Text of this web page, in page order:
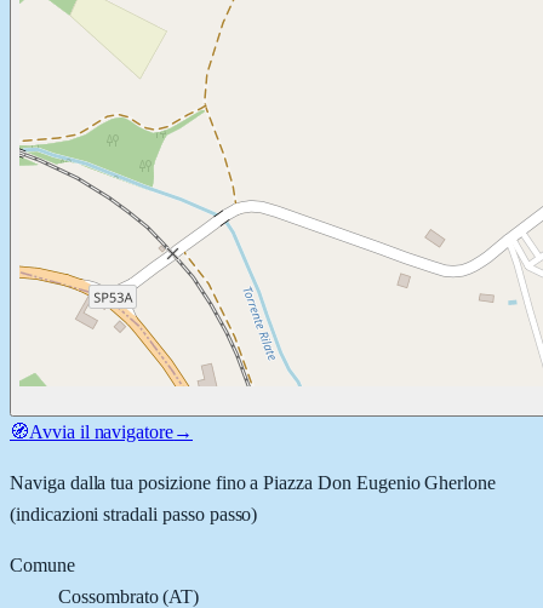
🧭Avvia il navigatore→
Naviga dalla tua posizione fino aPiazza Don Eugenio Gherlone
(indicazioni stradali passo passo)
Comune
Cossombrato(AT)